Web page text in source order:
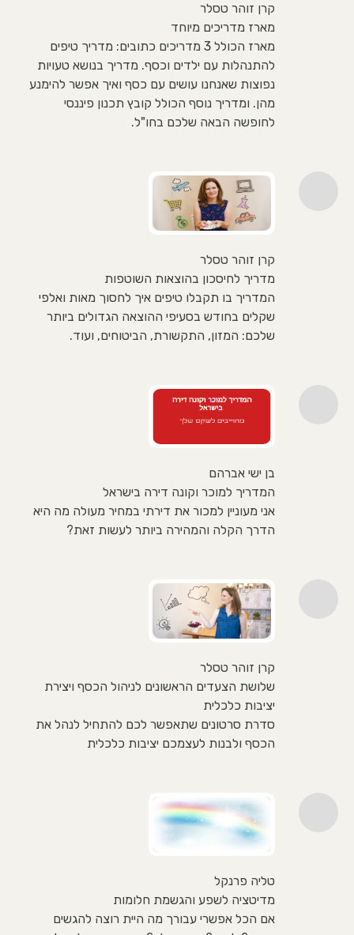
קרן זוהר טסלר
מארז מדריכים מיוחד
מארז הכולל 3 מדריכים כתובים: מדריך טיפים
להתנהלות עם ילדים וכסף. מדריך בנושא טעויות
נפוצות שאנחנו עושים עם כסף ואיך אפשר להימנע
מהן. ומדריך נוסף הכולל קובץ תכנון פיננסי
לחופשה הבאה שלכם בחו"ל.
קרן זוהר טסלר
מדריך לחיסכון בהוצאות השוטפות
המדריך בו תקבלו טיפים איך לחסוך מאות ואלפי
שקלים בחודש בסעיפי ההוצאה הגדולים ביותר
שלכם: המזון, התקשורת, הביטוחים, ועוד.
בן ישי אברהם
המדריך למוכר וקונה דירה בישראל
אני מעוניין למכור את דירתי במחיר מעולה מה היא
הדרך הקלה והמהירה ביותר לעשות זאת?
קרן זוהר טסלר
שלושת הצעדים הראשונים לניהול הכסף ויצירת
יציבות כלכלית
סדרת סרטונים שתאפשר לכם להתחיל לנהל את
הכסף ולבנות לעצמכם יציבות כלכלית
טליה פרנקל
מדיטציה לשפע והגשמת חלומות
אם הכל אפשרי עבורך מה היית רוצה להגשים